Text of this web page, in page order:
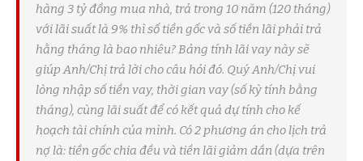
hàng 3 tỷ đồng mua nhà, trả trong 10 năm (120 tháng)
với lãi suất là 9% thì số tiền gốc và số tiền lãi phải trả
hằng tháng là bao nhiêu? Bảng tính lãi vay này sẽ
giúp Anh/Chị trả lời cho câu hỏi đó. Quý Anh/Chị vui
lòng nhập số tiền vay, thời gian vay (số kỳ tính bằng
tháng), cùng lãi suất để có kết quả dự tính cho kế
hoạch tài chính của mình. Có 2 phương án cho lịch trả
nợ là: tiền gốc chia đều và tiền lãi giảm dần (dựa trên